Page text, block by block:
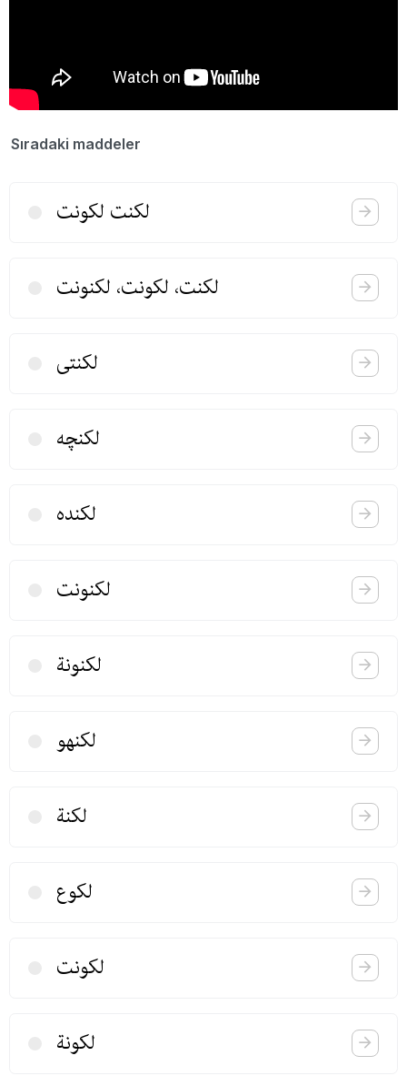
Sıradaki maddeler
لكنت لكونت
لكنت، لكونت، لكنونت
لكنتی
لكنچه
لكنده
لكنونت
لكنونة
لكنهو
لكنة
لكوع
لكونت
لكونة